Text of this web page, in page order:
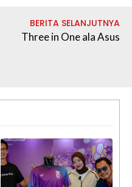
BERITA SELANJUTNYA
Three in One ala Asus